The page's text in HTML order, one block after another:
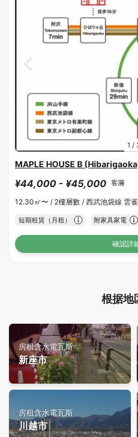
1 /
MAPLE HOUSE B
¥44,000 - ¥45,000 客滿
12.30㎡〜 / 2樓層數 / 西武池袋線 雲
短期租賃（月租） 附家具家電
確認詳
根据地
房租含水電瓦斯
新座市
房租含水電瓦斯
川越市